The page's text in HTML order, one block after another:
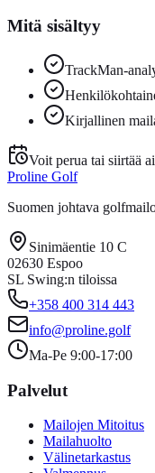
Mitä sisältyy
TrackMan-
Kirjallinen
Voit perua tai siirtää
Proline Golf
Suomen johtava
Sinimäentie 10 C
02630 Espoo
SL Swing:n tiloissa
+358 400 314 443
info@proline.golf
Ma-Pe 9:00-17:00
Palvelut
Mailojen Mitoitus
Mailahuolto
Välinetarkastus